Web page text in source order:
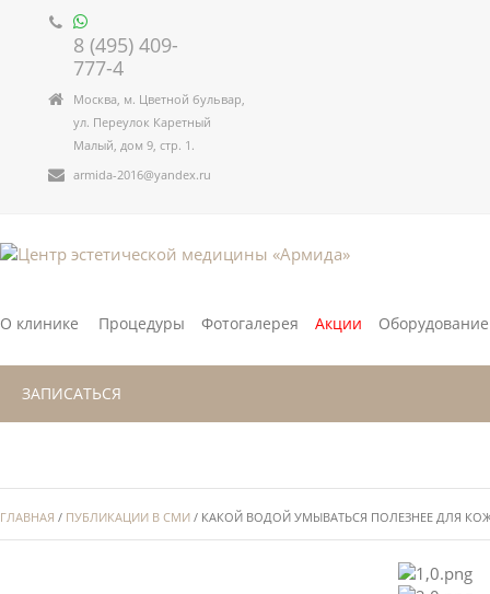
8 (495) 409-
777-4
Москва, м. Цветной бульвар,
ул. Переулок Каретный
Малый, дом 9, стр. 1.
armida-2016@yandex.ru
О клинике Процедуры Фотогалерея Акции
ЗАПИСАТЬСЯ
ГЛАВНАЯ / ПУБЛИКАЦИИ В СМИ / КАКОЙ ВОДОЙ УМЫВАТЬСЯ ПОЛЕЗНЕЕ ДЛЯ